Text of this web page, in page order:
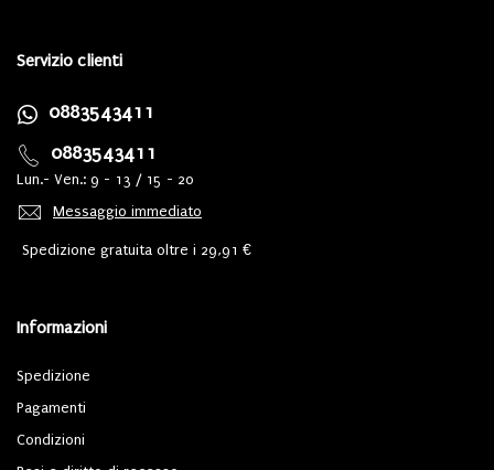
Servizio clienti
0883543411
0883543411
Lun.- Ven.: 9 - 13 / 15 - 20
Messaggio immediato
Spedizione gratuita oltre i 29,91 €
Informazioni
Spedizione
Pagamenti
Condizioni